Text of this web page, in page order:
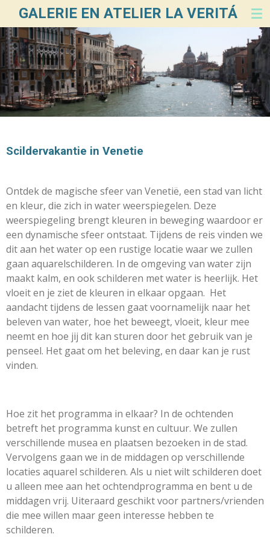
direct
naar
de
hoofdinhoud
GALERIE EN ATELIER LA VERITÁ
Scildervakantie in Venetie
Ontdek de magische sfeer van Venetië, een stad van licht
en kleur, die zich in water weerspiegelen. Deze
weerspiegeling brengt kleuren in beweging waardoor er
een dynamische sfeer ontstaat. Tijdens de reis vinden we
dit aan het water op een rustige locatie waar we zullen
gaan aquarelschilderen. In de omgeving van water zijn
maakt kalm, en ook schilderen met water is heerlijk. Het
vloeit en je ziet de kleuren in elkaar opgaan. Het
aandacht tijdens de lessen gaat voornamelijk naar het
beleven van water, hoe het beweegt, vloeit, kleur mee
neemt en hoe jij dit kan sturen door het gebruik van je
penseel. Het gaat om het beleving, en daar kan je rust
vinden.
Hoe zit het programma in elkaar? In de ochtenden
betreft het programma kunst en cultuur. We zullen
verschillende musea en plaatsen bezoeken in de stad.
Vervolgens gaan we in de middagen op verschillende
locaties aquarel schilderen. Als u niet wilt schilderen doet
u alleen mee aan het ochtendprogramma en bent u de
middagen vrij. Uiteraard geschikt voor partners/vrienden
die mee willen maar geen interesse hebben te
schilderen.